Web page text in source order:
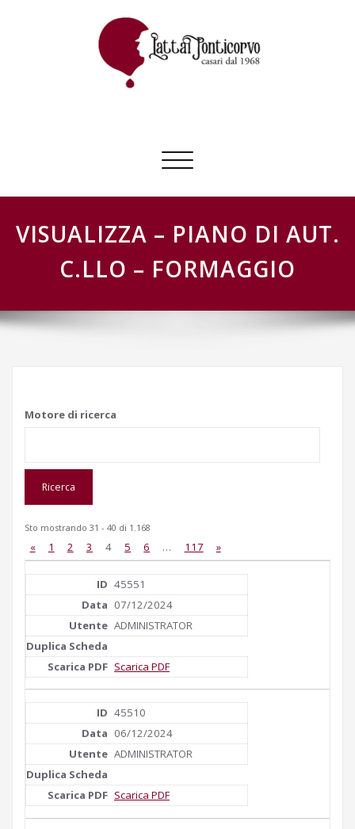
Commuta
navigazione
VISUALIZZA – PIANO DI AUT.
C.LLO – FORMAGGIO
Motore di ricerca
Sto mostrando 31 - 40 di 1.168
« 1 2 3 4 5 6 … 117 »
45551
07/12/2024
ADMINISTRATOR
Scarica PDF
45510
06/12/2024
ADMINISTRATOR
Scarica PDF